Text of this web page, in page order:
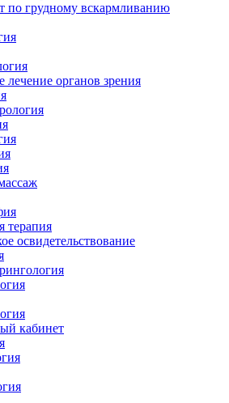
по грудному вскармливанию
лечение органов зрения
терапия
освидетельствование
кабинет